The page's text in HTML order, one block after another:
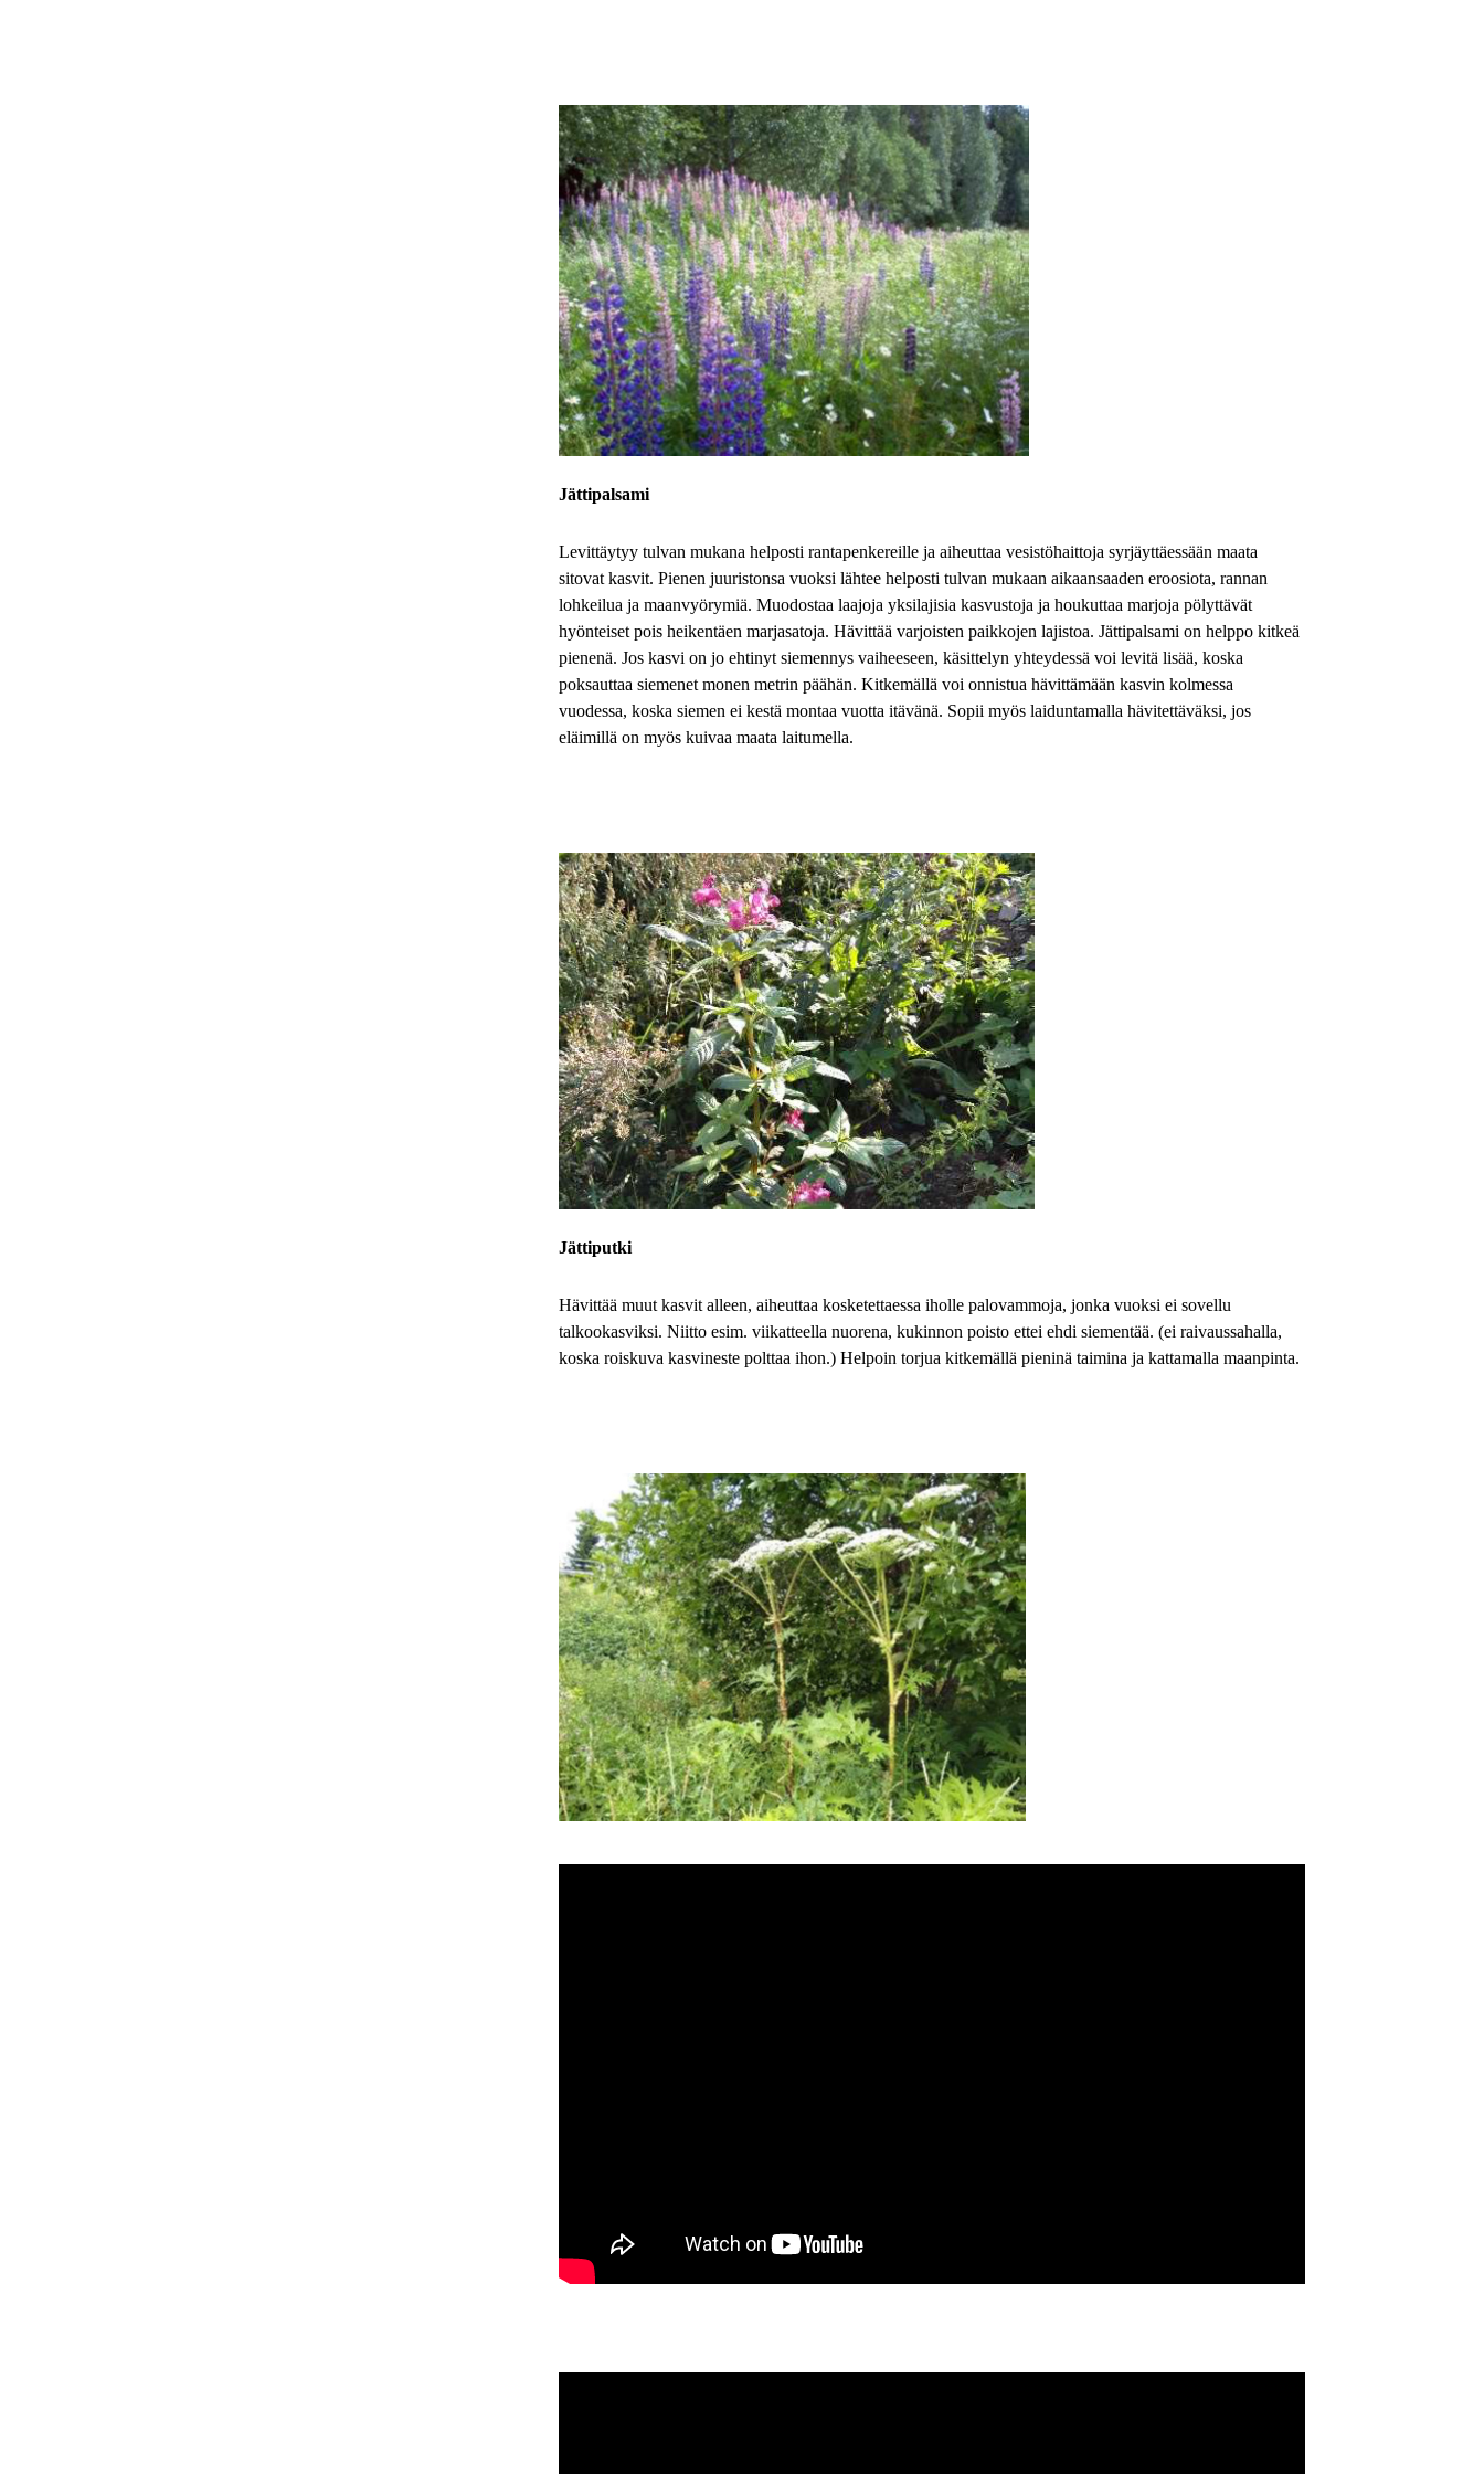
Jättipalsami
Levittäytyy tulvan mukana helposti rantapenkereille ja aiheuttaa vesistöhaittoja syrjäyttäessään maata
sitovat kasvit. Pienen juuristonsa vuoksi lähtee helposti tulvan mukaan aikaansaaden eroosiota, rannan
lohkeilua ja maanvyörymiä. Muodostaa laajoja yksilajisia kasvustoja ja houkuttaa marjoja pölyttävät
hyönteiset pois heikentäen marjasatoja. Hävittää varjoisten paikkojen lajistoa. Jättipalsami on helppo kitkeä
pienenä. Jos kasvi on jo ehtinyt siemennys vaiheeseen, käsittelyn yhteydessä voi levitä lisää, koska
poksauttaa siemenet monen metrin päähän. Kitkemällä voi onnistua hävittämään kasvin kolmessa
vuodessa, koska siemen ei kestä montaa vuotta itävänä. Sopii myös laiduntamalla hävitettäväksi, jos
eläimillä on myös kuivaa maata laitumella.
Jättiputki
Hävittää muut kasvit alleen, aiheuttaa kosketettaessa iholle palovammoja, jonka vuoksi ei sovellu
talkookasviksi. Niitto esim. viikatteella nuorena, kukinnon poisto ettei ehdi siementää. (ei raivaussahalla,
koska roiskuva kasvineste polttaa ihon.) Helpoin torjua kitkemällä pieninä taimina ja kattamalla maanpinta.